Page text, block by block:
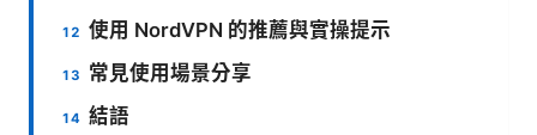
使用 NordVPN 的推薦與實操提示
常見使用場景分享
結語